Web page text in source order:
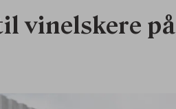
vinelskere på